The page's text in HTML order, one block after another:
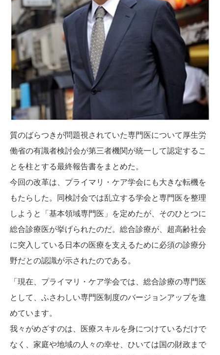
質のばらつきが問題視されていた専門医について厚生労
働省の有識者検討会が第三者機関が統一して認定するこ
とを柱とする最終報告書をまとめた。
今回の改革は、プライマリ・ケア学会にも大きな転機を
もたらした。同検討会では乱立する学会と専門医を整理
しようと「基本領域専門医」を定めたが、そのひとつに
総合診療医が挙げられたのだ。総合診療が、超高齢社会
に突入している日本の医療を支えるために必須の診療分
野だとの認識が示されたのである。
「現在、プライマリ・ケア学会では、総合診療の専門医
として、ふさわしい専門医制度のバージョンアップを進
めています。
我々がめざすのは、医療スキルを身につけているだけで
なく、家庭や地域の人々の幸せ、ひいては国の財政まで